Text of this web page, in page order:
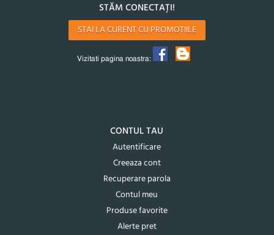
STĂM CONECTAȚI!
STAI LA CURENT CU PROMOTIILE
Vizitati pagina noastra:
CONTUL TAU
Autentificare
Creeaza cont
Recuperare parola
Contul meu
Produse favorite
Alerte pret